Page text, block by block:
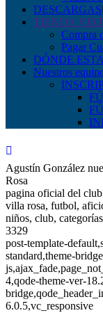
DESCARGAS
TIENDA
Compra
Pagar
DÓNDE
Nuestros
Agustín González
Rosa
pagina oficial del
villa rosa, futbol,
niños, club,
3329
post-template-
standard,theme-
4,qode-theme-ver-
6.0.5,vc_responsive